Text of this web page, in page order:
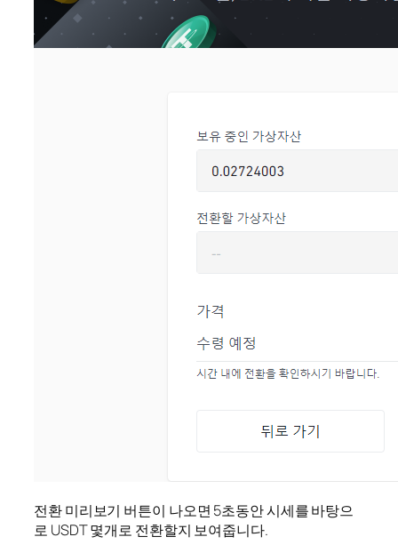
전환 미리보기 버튼이 나오면 5초동안 시세를 바탕으
로 USDT 몇개로 전환할지 보여줍니다.